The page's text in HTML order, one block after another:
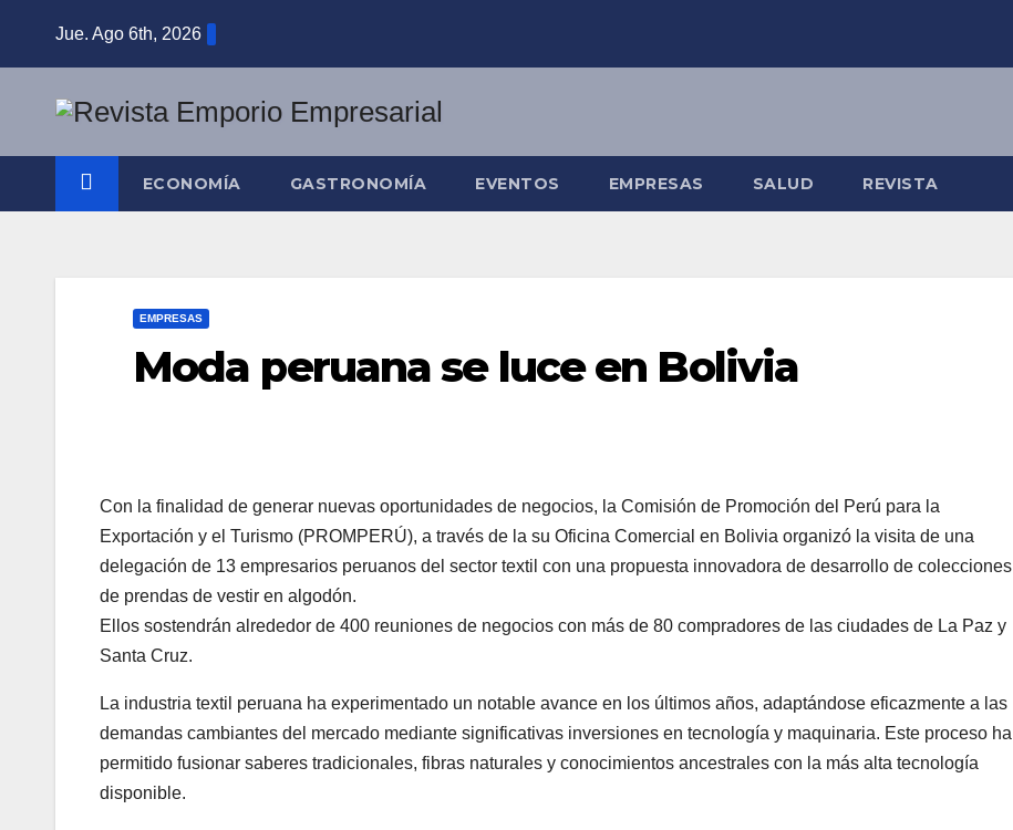
Jue. Ago 6th, 2026
ECONOMÍA GASTRONOMÍA EVENTOS EMPRESAS SALUD REVISTA
EMPRESAS
Moda peruana se luce en Bolivia
Con la finalidad de generar nuevas oportunidades de negocios, la Comisión de Promoción del Perú para la
Exportación y el Turismo (PROMPERÚ), a través de la su Oficina Comercial en Bolivia organizó la visita de una
delegación de 13 empresarios peruanos del sector textil con una propuesta innovadora de desarrollo de colecciones
de prendas de vestir en algodón.
Ellos sostendrán alrededor de 400 reuniones de negocios con más de 80 compradores de las ciudades de La Paz y
Santa Cruz.
La industria textil peruana ha experimentado un notable avance en los últimos años, adaptándose eficazmente a las
demandas cambiantes del mercado mediante significativas inversiones en tecnología y maquinaria. Este proceso ha
permitido fusionar saberes tradicionales, fibras naturales y conocimientos ancestrales con la más alta tecnología
disponible.